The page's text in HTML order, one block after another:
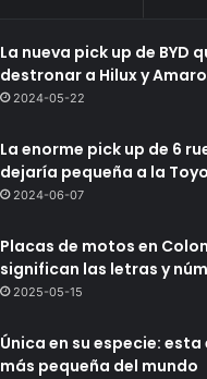
La nueva pick up de BYD
destronar a Hilux y
2024-05-22
La enorme pick up de 6
dejaría pequeña a la
2024-06-07
Placas de motos en
significan las letras y
2025-05-15
Única en su especie: esta
más pequeña del mundo